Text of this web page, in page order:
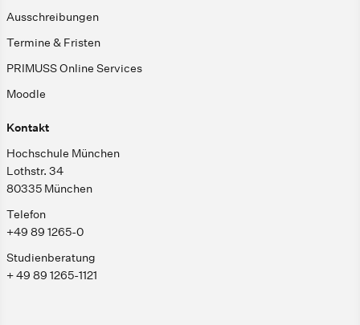
Ausschreibungen
Termine & Fristen
PRIMUSS Online Services
Moodle
Kontakt
Hochschule München
Lothstr. 34
80335 München
Telefon
+49 89 1265-0
Studienberatung
+ 49 89 1265-1121